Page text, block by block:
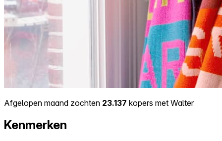
Afgelopen maand zochten 23.137 kopers met Walter
Kenmerken